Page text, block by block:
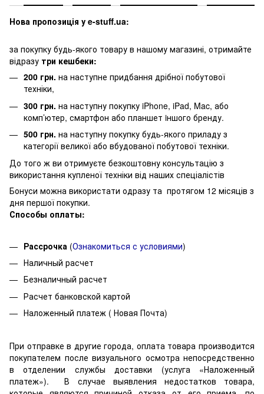
Нова пропозиція у e-stuff.ua:
за покупку будь-якого товару в нашому магазині, отримайте
відразу три кешбеки:
200 грн. на наступне придбання дрібної побутової
техніки,
300 грн. на наступну покупку iPhone, iPad, Mac, або
комп’ютер, смартфон або планшет iншого бренду.
500 грн. на наступну покупку будь-якого приладу з
категорії великої або вбудованої побутової техніки.
До того ж ви отримуєте безкоштовну консультацію з
використання купленої техніки від наших спеціалістів
Бонуси можна використати одразу та протягом 12 місяців з
дня першої покупки.
Способы оплаты:
Рассрочка (Ознакомиться с условиями)
Наличный расчет
Безналичный расчет
Расчет банковской картой
Наложенный платеж ( Новая Почта)
При отправке в другие города, оплата товара производится
покупателем после визуального осмотра непосредственно
в отделении службы доставки (услуга «Наложенный
платеж»). В случае выявления недостатков товара,